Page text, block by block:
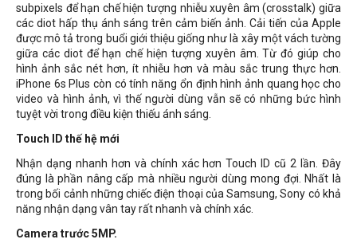
subpixels để hạn chế hiện tượng nhiễu xuyên âm (crosstalk) giữa
các diot hấp thụ ánh sáng trên cảm biến ảnh. Cải tiến của Apple
được mô tả trong buổi giới thiệu giống như là xây một vách tường
giữa các diot để hạn chế hiện tượng xuyên âm. Từ đó giúp cho
hình ảnh sắc nét hơn, ít nhiễu hơn và màu sắc trung thực hơn.
iPhone 6s Plus còn có tính năng ổn định hình ảnh quang học cho
video và hình ảnh, vì thế người dùng vẫn sẽ có những bức hình
tuyệt vời trong điều kiện thiếu ánh sáng.
Touch ID thế hệ mới
Nhận dạng nhanh hơn và chính xác hơn Touch ID cũ 2 lần. Đây
đúng là phần nâng cấp mà nhiều người dùng mong đợi. Nhất là
trong bối cảnh những chiếc điện thoại của Samsung, Sony có khả
năng nhận dạng vân tay rất nhanh và chính xác.
Camera trước 5MP.